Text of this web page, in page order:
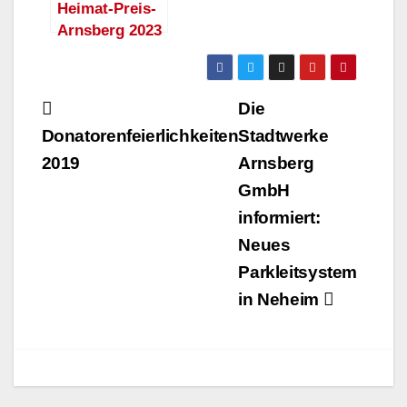
Heimat-Preis-
Arnsberg 2023
Beitragsnavigation
Die
Stadtwerke
Arnsberg
GmbH
informiert:
Neues
Parkleitsystem
in Neheim
Donatorenfeierlichkeiten
2019